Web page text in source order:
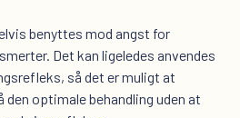
benyttes mod angst for
Det kan ligeledes anvendes
så det er muligt at
den optimale behandling uden at